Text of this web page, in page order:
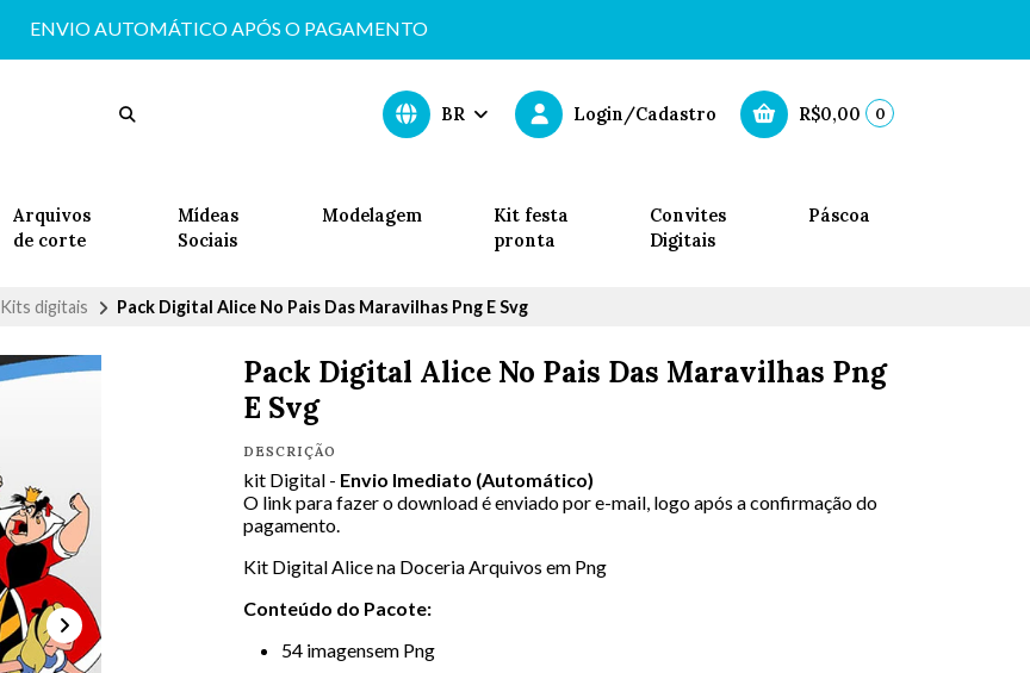
ENVIO AUTOMÁTICO APÓS O PAGAMENTO
BR Login/Cadastro R$0,00 0
Arquivos
de corte
Mídeas
Sociais
Modelagem
Kit festa
pronta
Convites
Digitais
Páscoa
Kits digitais Pack Digital Alice No Pais Das Maravilhas Png E Svg
Pack Digital Alice No Pais Das Maravilhas Png
E Svg
DESCRIÇÃO
kit Digital - Envio Imediato (Automático)
O link para fazer o download é enviado por e-mail, logo após a confirmação do
pagamento.
Kit Digital Alice na Doceria Arquivos em Png
Conteúdo do Pacote:
54 imagensem Png